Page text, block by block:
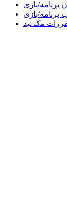
بازی
بازی
مک نید